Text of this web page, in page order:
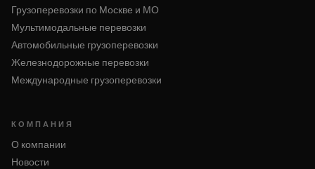
Грузоперевозки по Москве и МО
Мультимодальные перевозки
Автомобильные грузоперевозки
Железнодорожные перевозки
Международные грузоперевозки
КОМПАНИЯ
О компании
Новости